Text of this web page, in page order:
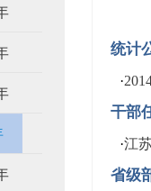
统计
·
干部
·江
省级